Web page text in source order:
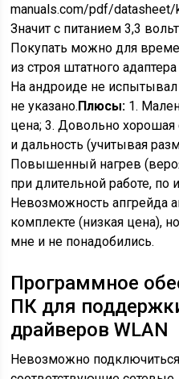
manuals.com/pdf/
Значит с питанием 3,3
Покупать можно для
из строя штатного
На андроиде не испытывал
не указано.Плюсы: 1.
цена; 3. Довольно
и дальность (учитывая
Повышенный нагрев
при длительной работе,
Невозможность апгрейда
комплекте (низкая цена),
мне и не понадобились.
Программное
ПК для
драйверов WLAN
Невозможно